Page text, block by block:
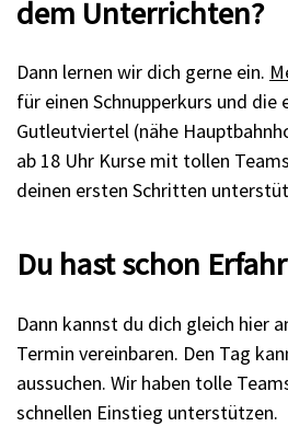
dem Unterrichten?
Dann lernen wir dich gerne ein.
für einen Schnupperkurs und die
Gutleutviertel (nähe
ab 18 Uhr Kurse mit tollen
deinen ersten Schritten
Du hast schon
Dann kannst du dich gleich hier
Termin vereinbaren. Den Tag
aussuchen. Wir haben tolle
schnellen Einstieg unterstützen.